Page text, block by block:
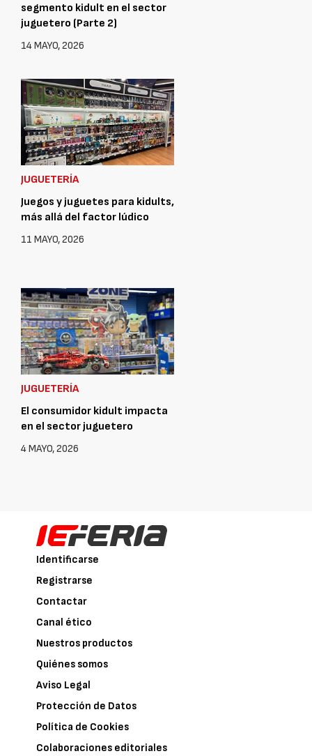
segmento kidult en el sector
juguetero (Parte 2)
14 MAYO, 2026
JUGUETERÍA
Juegos y juguetes para kidults,
más allá del factor lúdico
11 MAYO, 2026
JUGUETERÍA
El consumidor kidult impacta
en el sector juguetero
4 MAYO, 2026
Identificarse
Registrarse
Contactar
Canal ético
Nuestros productos
Quiénes somos
Aviso Legal
Protección de Datos
Política de Cookies
Colaboraciones editoriales